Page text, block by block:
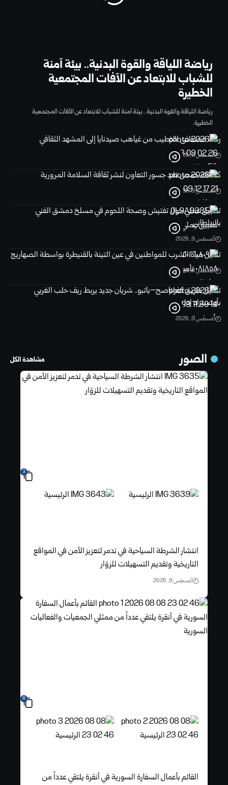
رياضة اللياقة والقوة البدنية.. بيئة آمنة
للشباب للابتعاد عن الآفات المجتمعية
الخطيرة
رياضة اللياقة والقوة البدنية.. بيئة آمنة للشباب للابتعاد عن الآفات المجتمعية
الخطيرة.
رحلة مصطفى الخطيب من غياهب صيدنايا إلى المشهد الثقافي
أغسطس 9, 2026
كشافة حمص تمد جسور التعاون لنشر ثقافة السلامة المرورية
أغسطس 9, 2026
تطبيق عملي حول تفتيش وصحة اللحوم في مسلخ ‏دمشق الفني
بالزبلطاني
أغسطس 9, 2026
تأمين مياه الشرب للمواطنين في عين التينة بالقنيطرة ‏بواسطة الصهاريج
أغسطس 9, 2026
تأهيل طريق كفر ناصح–باتبو.. شريان جديد يربط ريف حلب الغربي
بأوتستراد إدلب
أغسطس 9, 2026
الصور مشاهدة الكل
3
انتشار الشرطة السياحية في تدمر لتعزيز الأمن في المواقع
التاريخية وتقديم التسهيلات للزوّار
أغسطس 9, 2026
6
القائم بأعمال السفارة السورية في أنقرة يلتقي عدداً من